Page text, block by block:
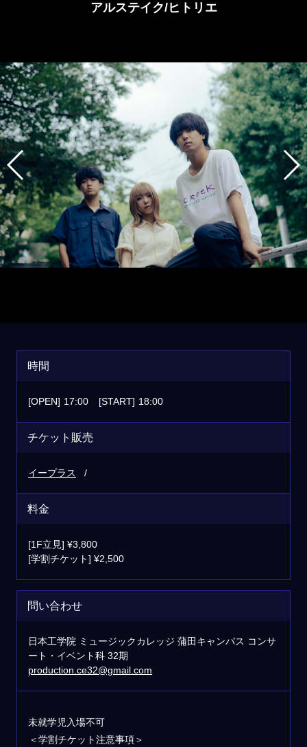
アルステイク/ヒトリエ
時間
[OPEN] 17:00 [START] 18:00
チケット販売
イープラス
料金
[1F立見] ¥3,800
[学割チケット] ¥2,500
問い合わせ
日本工学院 ミュージックカレッジ 蒲田キャンパス コンサ
ート・イベント科 32期
production.ce32@gmail.com
未就学児入場不可
＜学割チケット注意事項＞